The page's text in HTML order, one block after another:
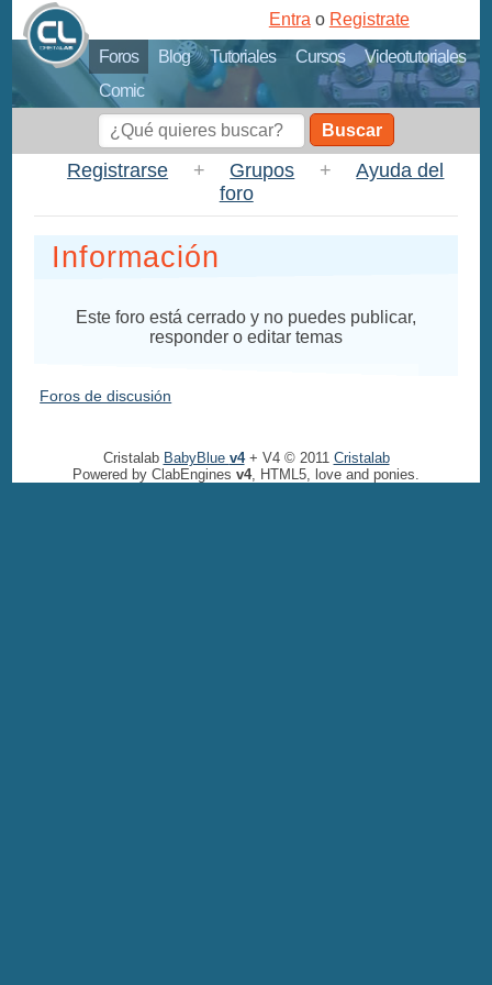
Foros Blog Tutoriales Cursos
Videotutoriales
Comic
Entra o Registrate
Buscar
Registrarse + Grupos +
Ayuda del
foro
Información
Este foro está cerrado y no puedes publicar,
responder o editar temas
Foros de discusión
Cristalab BabyBlue v4+ V4 © 2011 Cristalab
Powered by ClabEngines v4, HTML5, love and ponies.